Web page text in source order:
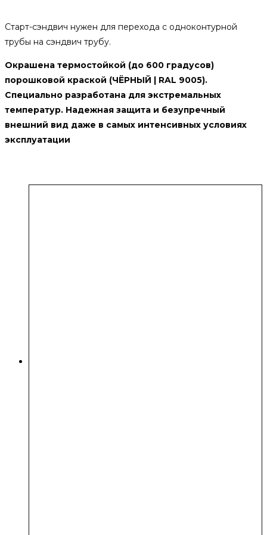
Старт-сэндвич нужен для перехода с одноконтурной
трубы на сэндвич трубу.
Окрашена термостойкой (до 600 градусов)
порошковой краской (ЧЁРНЫЙ | RAL 9005).
Специально разработана для экстремальных
температур. Надежная защита и безупречный
внешний вид даже в самых интенсивных условиях
эксплуатации